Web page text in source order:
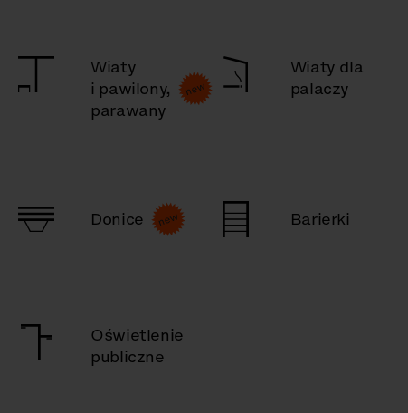
Wiaty
i pawilony,
parawany
Wiaty dla
palaczy
Donice Barierki
Oświetlenie
publiczne